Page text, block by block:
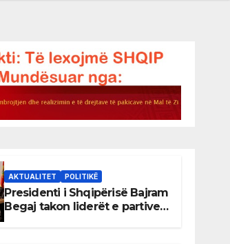
AKTUALITET POLITIKË
Presidenti i Shqipërisë Bajram
Begaj takon liderët e partive